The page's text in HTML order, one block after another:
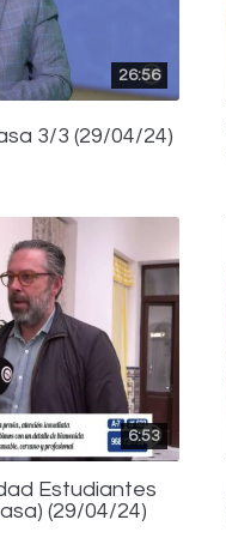
26:56
3/3 (29/04/24)
6:53
Estudiantes
(29/04/24)